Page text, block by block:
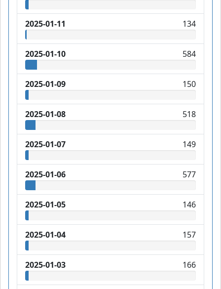
2025-01-11 134
2025-01-10 584
2025-01-09 150
2025-01-08 518
2025-01-07 149
2025-01-06 577
2025-01-05 146
2025-01-04 157
2025-01-03 166